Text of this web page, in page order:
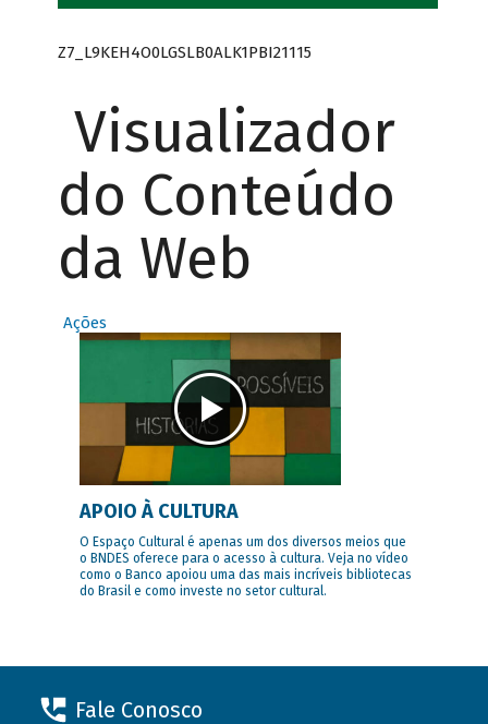
Z7_L9KEH4O0LGSLB0ALK1PBI21115
Visualizador
do Conteúdo
da Web
Ações
APOIO À CULTURA
O Espaço Cultural é apenas um dos diversos meios que
o BNDES oferece para o acesso à cultura. Veja no vídeo
como o Banco apoiou uma das mais incríveis bibliotecas
do Brasil e como investe no setor cultural.
Fale Conosco